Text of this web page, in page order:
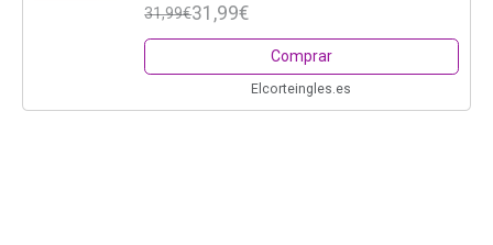
31,99€31,99€
Comprar
Elcorteingles.es